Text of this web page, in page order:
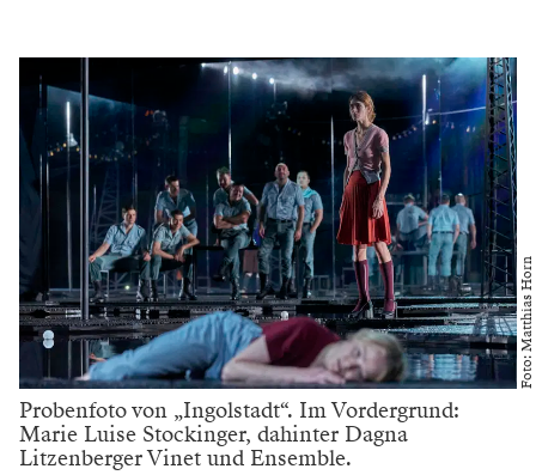
Foto: Matthias Horn
Probenfoto von „Ingolstadt“. Im Vordergrund:
Marie Luise Stockinger, dahinter Dagna
Litzenberger Vinet und Ensemble.